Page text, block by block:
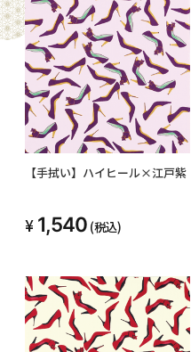
【手拭い】ハイヒール×江戸紫
1,540 (税込)